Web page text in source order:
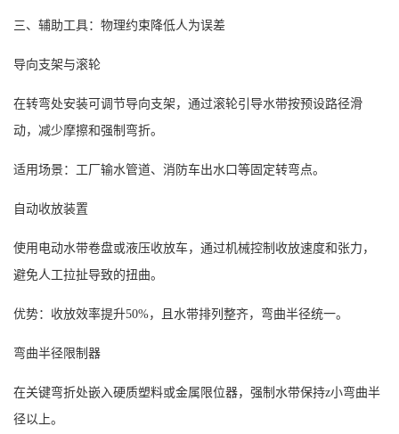
三、辅助工具：物理约束降低人为误差
导向支架与滚轮
在转弯处安装可调节导向支架，通过滚轮引导水带按预设路径滑
动，减少摩擦和强制弯折。
适用场景：工厂输水管道、消防车出水口等固定转弯点。
自动收放装置
使用电动水带卷盘或液压收放车，通过机械控制收放速度和张力，
避免人工拉扯导致的扭曲。
优势：收放效率提升50%，且水带排列整齐，弯曲半径统一。
弯曲半径限制器
在关键弯折处嵌入硬质塑料或金属限位器，强制水带保持z小弯曲半
径以上。